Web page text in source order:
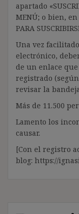
apartado
MENÚ; o bien,
PARA
Una vez
electrónico,
de un enlace
registrado
revisar la
Más de 11.500
Lamento los
causar.
[Con el registro
blog: https://